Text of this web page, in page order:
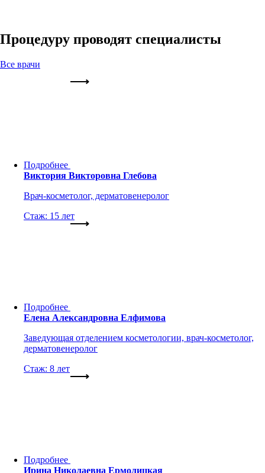
Процедуру проводят специалисты
Все врачи
Подробнее
Виктория Викторовна Глебова
Врач-косметолог, дерматовенеролог
Стаж: 15 лет
Подробнее
Елена Александровна Елфимова
Заведующая отделением косметологии, врач-косметолог,
дерматовенеролог
Стаж: 8 лет
Подробнее
Ирина Николаевна Ермолицкая